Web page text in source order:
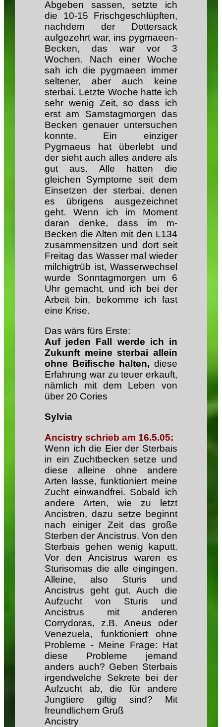
Abgeben sassen, setzte ich
die 10-15 Frischgeschlüpften,
nachdem der Dottersack
aufgezehrt war, ins pygmaeen-
Becken, das war vor 3
Wochen. Nach einer Woche
sah ich die pygmaeen immer
seltener, aber auch keine
sterbai. Letzte Woche hatte ich
sehr wenig Zeit, so dass ich
erst am Samstagmorgen das
Becken genauer untersuchen
konnte. Ein einziger
Pygmaeus hat überlebt und
der sieht auch alles andere als
gut aus. Alle hatten die
gleichen Symptome seit dem
Einsetzen der sterbai, denen
es übrigens ausgezeichnet
geht. Wenn ich im Moment
daran denke, dass im m-
Becken die Alten mit den L134
zusammensitzen und dort seit
Freitag das Wasser mal wieder
milchigtrüb ist, Wasserwechsel
wurde Sonntagmorgen um 6
Uhr gemacht, und ich bei der
Arbeit bin, bekomme ich fast
eine Krise.
Das wärs fürs Erste:
Auf jeden Fall werde ich in
Zukunft meine sterbai allein
ohne Beifische halten, diese
Erfahrung war zu teuer erkauft,
nämlich mit dem Leben von
über 20 Cories
Sylvia
Ancistry schrieb am 16.5.05:
Wenn ich die Eier der Sterbais
in ein Zuchtbecken setze und
diese alleine ohne andere
Arten lasse, funktioniert meine
Zucht einwandfrei. Sobald ich
andere Arten, wie zu letzt
Ancistren, dazu setze beginnt
nach einiger Zeit das große
Sterben der Ancistrus. Von den
Sterbais gehen wenig kaputt.
Vor den Ancistrus waren es
Sturisomas die alle eingingen.
Alleine, also Sturis und
Ancistrus geht gut. Auch die
Aufzucht von Sturis und
Ancistrus mit anderen
Corrydoras, z.B. Aneus oder
Venezuela, funktioniert ohne
Probleme - Meine Frage: Hat
diese Probleme jemand
anders auch? Geben Sterbais
irgendwelche Sekrete bei der
Aufzucht ab, die für andere
Jungtiere giftig sind? Mit
freundlichem Gruß
Ancistry